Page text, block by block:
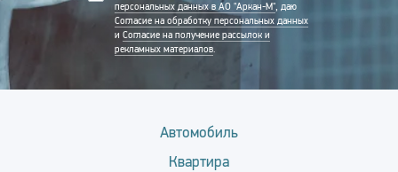
персональных данных в АО "Аркан-М", даю
Согласие на обработку персональных данных
и Согласие на получение рассылок и
рекламных материалов.
Автомобиль
Квартира